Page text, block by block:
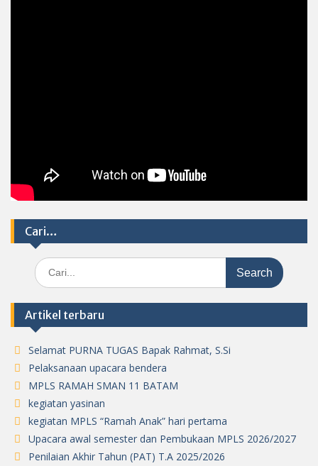
Cari…
Search
for:
Artikel terbaru
Selamat PURNA TUGAS Bapak Rahmat, S.Si
Pelaksanaan upacara bendera
MPLS RAMAH SMAN 11 BATAM
kegiatan yasinan
kegiatan MPLS “Ramah Anak” hari pertama
Upacara awal semester dan Pembukaan MPLS 2026/2027
Penilaian Akhir Tahun (PAT) T.A 2025/2026